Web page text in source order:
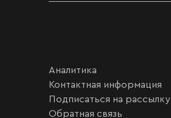
Аналитика
Контактная информация
Подписаться на рассылку
Обратная связь